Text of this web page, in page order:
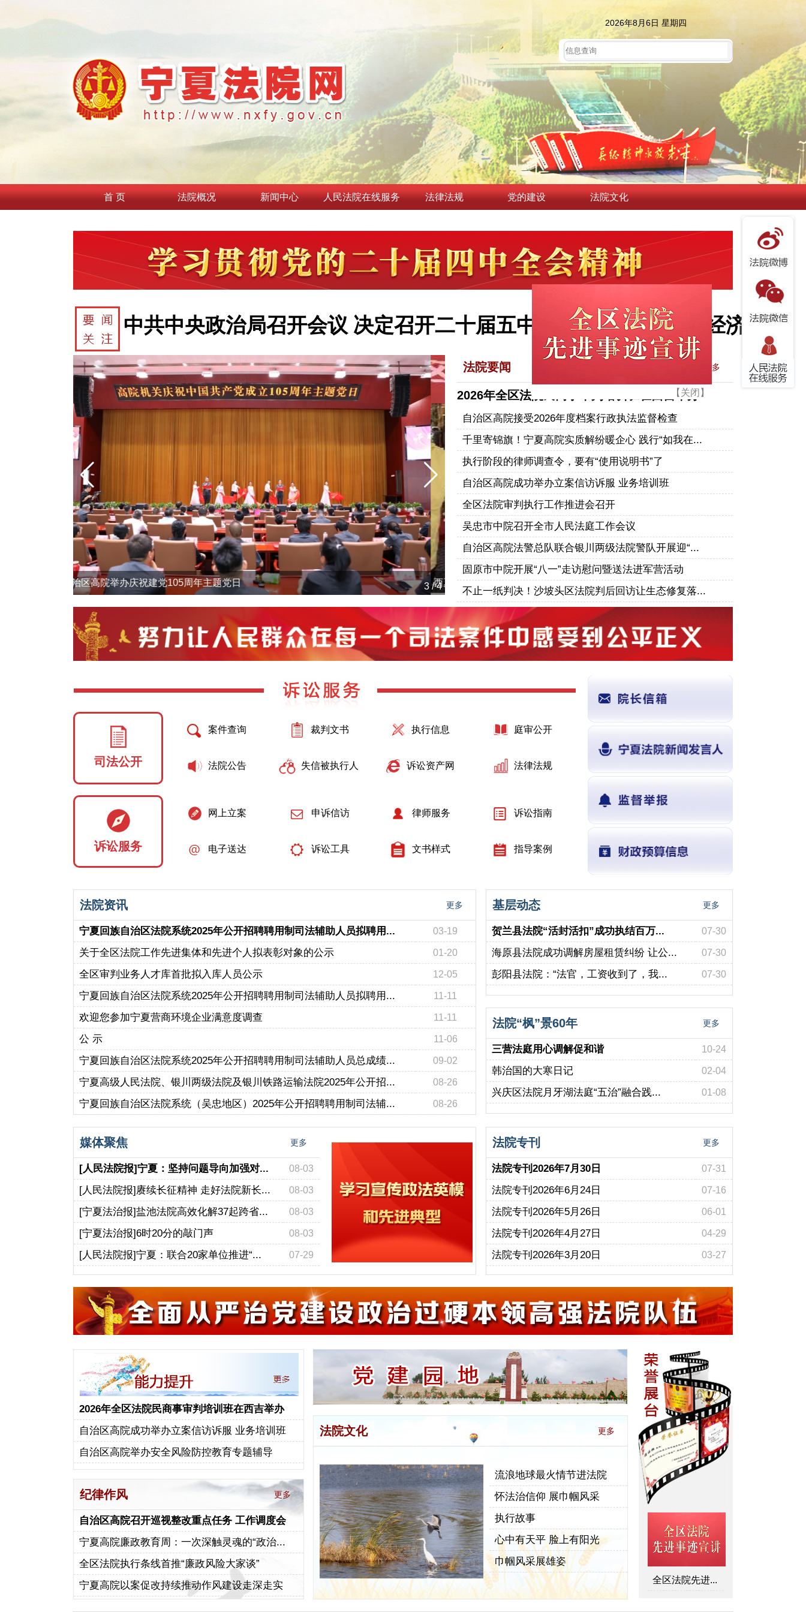
2026年8月6日 星期四
首 页 法院概况 新闻中心 人民法院在线服务 法律法规 党的建设 法院文化
习近平经济思想指引中国经济高质量发展行稳致远
习近平在中共中央政治局第二十七次集体学习时强调 强化政治引领 深
化创新发展 高质量推进国防和军队现代化
中共中央政治局召开会议 决定召开二十届五中全会 分析研究当前经济
形势和经济工作 中共中央总书记习近平...
习近平经济思想指引中国经济高质量发展行稳致远
习近平在中共中央政治局第二十七次集体学习时强调 强化政治引领 深
化创新发展 高质量推进国防和军队现代化
中共中央政治局召开会议 决定召开二十届五中全会 分析研究当前经济
形势和经济工作 中共中央总书记习近平...
西夏区法院开展2026年防范非法金融活动集... 盐池县法院开展“5·15”宣传活动
3 /4
法院要闻 更多
2026年全区法院民商事审判培训班在西吉举办
自治区高院接受2026年度档案行政执法监督检查
千里寄锦旗！宁夏高院实质解纷暖企心 践行“如我在...
执行阶段的律师调查令，要有“使用说明书”了
自治区高院成功举办立案信访诉服 业务培训班
全区法院审判执行工作推进会召开
吴忠市中院召开全市人民法庭工作会议
自治区高院法警总队联合银川两级法院警队开展迎“...
固原市中院开展“八一”走访慰问暨送法进军营活动
不止一纸判决！沙坡头区法院判后回访让生态修复落...
司法公开
案件查询 裁判文书 执行信息 庭审公开
法院公告 失信被执行人 诉讼资产网 法律法规
诉讼服务
网上立案 申诉信访 律师服务 诉讼指南
电子送达 诉讼工具 文书样式 指导案例
法院资讯 更多
宁夏回族自治区法院系统2025年公开招聘聘用制司法辅助人员拟聘用... 03-19
关于全区法院工作先进集体和先进个人拟表彰对象的公示 01-20
全区审判业务人才库首批拟入库人员公示 12-05
宁夏回族自治区法院系统2025年公开招聘聘用制司法辅助人员拟聘用... 11-11
欢迎您参加宁夏营商环境企业满意度调查 11-11
公 示 11-06
宁夏回族自治区法院系统2025年公开招聘聘用制司法辅助人员总成绩... 09-02
宁夏高级人民法院、银川两级法院及银川铁路运输法院2025年公开招... 08-26
宁夏回族自治区法院系统（吴忠地区）2025年公开招聘聘用制司法辅... 08-26
基层动态 更多
贺兰县法院“活封活扣”成功执结百万... 07-30
海原县法院成功调解房屋租赁纠纷 让公... 07-30
彭阳县法院：“法官，工资收到了，我... 07-30
法院“枫”景60年 更多
三营法庭用心调解促和谐 10-24
韩治国的大寒日记 02-04
兴庆区法院月牙湖法庭“五治”融合践... 01-08
媒体聚焦 更多
[人民法院报]宁夏：坚持问题导向加强对... 08-03
[人民法院报]赓续长征精神 走好法院新长... 08-03
[宁夏法治报]盐池法院高效化解37起跨省... 08-03
[宁夏法治报]6时20分的敲门声 08-03
[人民法院报]宁夏：联合20家单位推进“... 07-29
法院专刊 更多
法院专刊2026年7月30日 07-31
法院专刊2026年6月24日 07-16
法院专刊2026年5月26日 06-01
法院专刊2026年4月27日 04-29
法院专刊2026年3月20日 03-27
2026年全区法院民商事审判培训班在西吉举办
自治区高院成功举办立案信访诉服 业务培训班
自治区高院举办安全风险防控教育专题辅导
纪律作风 更多
自治区高院召开巡视整改重点任务 工作调度会
宁夏高院廉政教育周：一次深触灵魂的“政治...
全区法院执行条线首推“廉政风险大家谈”
宁夏高院以案促改持续推动作风建设走深走实
全区法院先进...
法院文化 更多
流浪地球最火情节进法院
怀法治信仰 展巾帼风采
执行故事
心中有天平 脸上有阳光
巾帼风采展雄姿
【关闭】